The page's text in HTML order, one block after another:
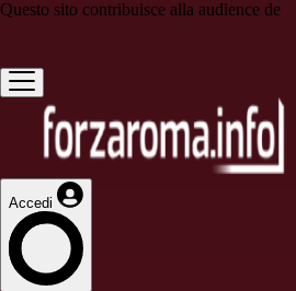
Questo sito contribuisce alla audience de
Accedi